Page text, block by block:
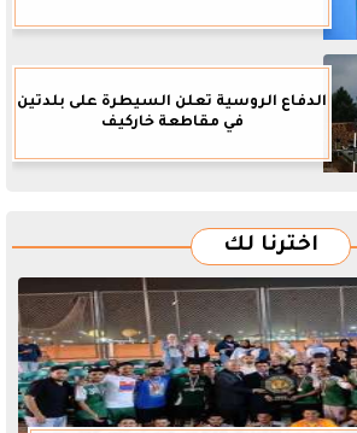
الدفاع الروسية تعلن السيطرة على بلدتين
في مقاطعة خاركيف
اخترنا لك